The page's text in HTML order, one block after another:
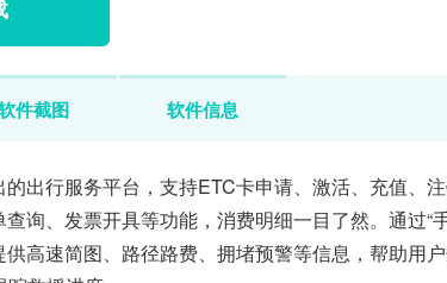
件截图 软件信息
出行服务平台，支持ETC卡申请、激活、充值、
询、发票开具等功能，消费明细一目了然。通过“
高速简图、路径路费、拥堵预警等信息，帮助用